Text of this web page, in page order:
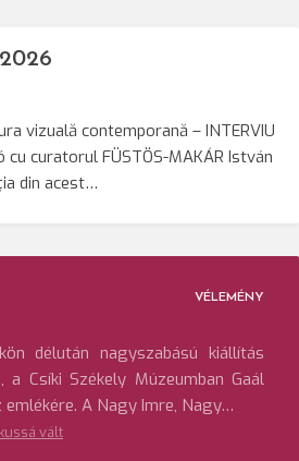
vizuală contemporană – INTERVIU
curatorul FÜSTÖS-MAKÁR István
din acest…
VÉLEMÉNY
délután nagyszabású kiállítás
a Csíki Székely Múzeumban Gaál
A Nagy Imre, Nagy…
vált